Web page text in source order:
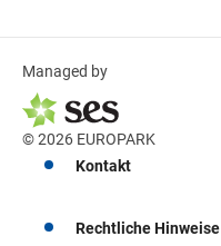
Managed by
© 2026 EUROPARK
Kontakt
Rechtliche Hinweise